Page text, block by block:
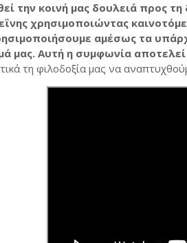
την κοινή μας δουλειά προς
χρησιμοποιώντας
αμέσως τα
μας. Αυτή η συμφωνία
τη φιλοδοξία μας να